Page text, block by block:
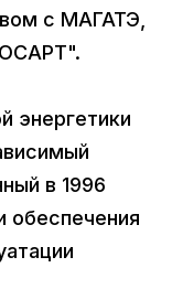
с МАГАТЭ,
энергетики
в 1996
обеспечения